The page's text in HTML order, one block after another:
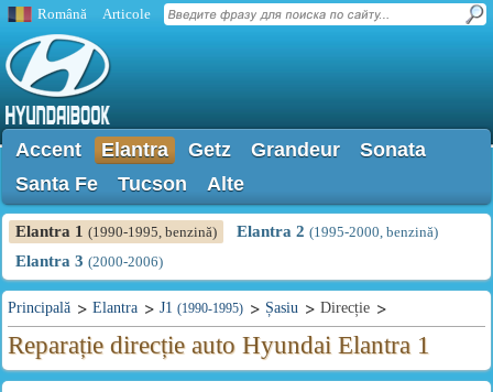
Română Articole
Accent Elantra Getz Grandeur
Sonata
Santa Fe
Tucson Alte
Elantra 1 (1990-1995, benzină) Elantra 2 (1995-2000, benzină)
Elantra 3 (2000-2006)
Principală Elantra J1 (1990-1995) Șasiu Direcție
Reparație direcție auto Hyundai Elantra 1